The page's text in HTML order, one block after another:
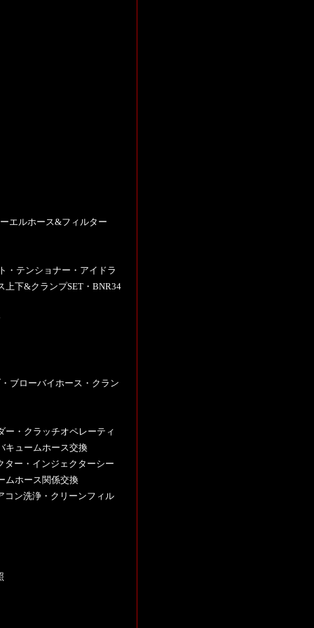
ルホース&フィルター
テンショナー・アイドラ
上下&クランプSET・BNR34
ローバイホース・クラン
・クラッチオペレーティ
キュームホース交換
・インジェクターシー
ムホース関係交換
洗浄・クリーンフィル